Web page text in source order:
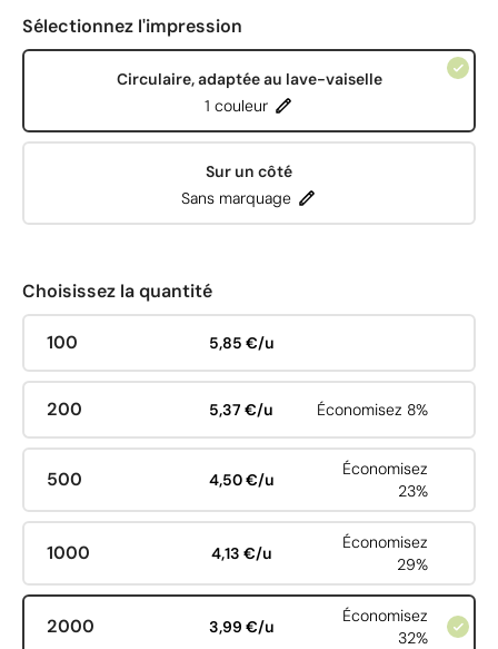
Sélectionnez l'impression
Circulaire, adaptée au lave-vaiselle
1 couleur
Sur un côté
Sans marquage
Choisissez la quantité
100 5,85 €/u
200 5,37 €/u Économisez 8%
500 4,50 €/u
Économisez
23%
1000 4,13 €/u
Économisez
29%
2000 3,99 €/u
Économisez
32%